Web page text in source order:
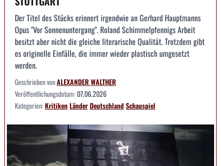
Der Titel des Stücks erinnert irgendwie an Gerhard Hauptmanns
Opus "Vor Sonnenuntergang". Roland Schimmelpfennigs Arbeit
besitzt aber nicht die gleiche literarische Qualität. Trotzdem gibt
es originelle Einfälle, die immer wieder plastisch umgesetzt
werden.
Geschrieben vonALEXANDER WALTHER
Veröffentlichungsdatum:07.06.2026
Kategorien:KritikenLänderDeutschlandSchauspiel